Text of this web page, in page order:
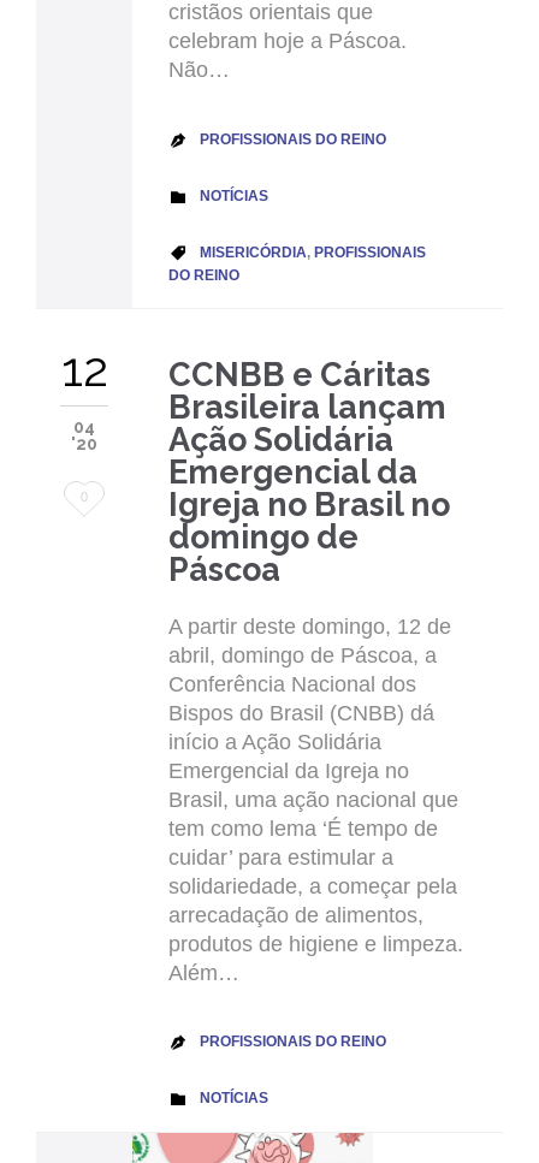
cristãos orientais que
celebram hoje a Páscoa.
Não…
 PROFISSIONAIS DO REINO
 CATEGORY
NOTÍCIAS
 CATEGORY
MISERICÓRDIA, PROFISSIONAIS
DO REINO
12
04
'20
Love
0
CCNBB e Cáritas
Brasileira lançam
Ação Solidária
Emergencial da
Igreja no Brasil no
domingo de
Páscoa
A partir deste domingo, 12 de
abril, domingo de Páscoa, a
Conferência Nacional dos
Bispos do Brasil (CNBB) dá
início a Ação Solidária
Emergencial da Igreja no
Brasil, uma ação nacional que
tem como lema ‘É tempo de
cuidar’ para estimular a
solidariedade, a começar pela
arrecadação de alimentos,
produtos de higiene e limpeza.
Além…
 PROFISSIONAIS DO REINO
 CATEGORY
NOTÍCIAS